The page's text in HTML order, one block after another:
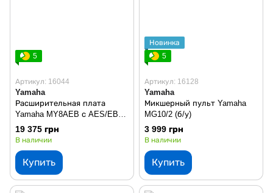
5
Артикул: 16044
Yamaha
Расширительная плата
Yamaha MY8AEB с AES/EBU
(б/у)
19 375 грн
В наличии
Купить
Новинка
5
Артикул: 16128
Yamaha
Микшерный пульт Yamaha
MG10/2 (б/у)
3 999 грн
В наличии
Купить